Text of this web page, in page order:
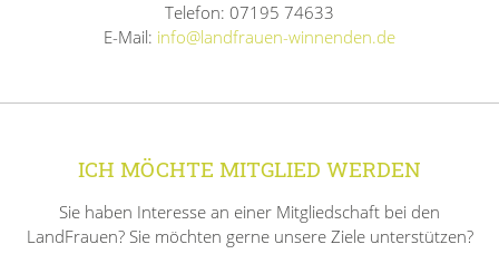
Telefon: 07195 74633
E-Mail: info@landfrauen-winnenden.de
ICH MÖCHTE MITGLIED WERDEN
Sie haben Interesse an einer Mitgliedschaft bei den
LandFrauen? Sie möchten gerne unsere Ziele unterstützen?